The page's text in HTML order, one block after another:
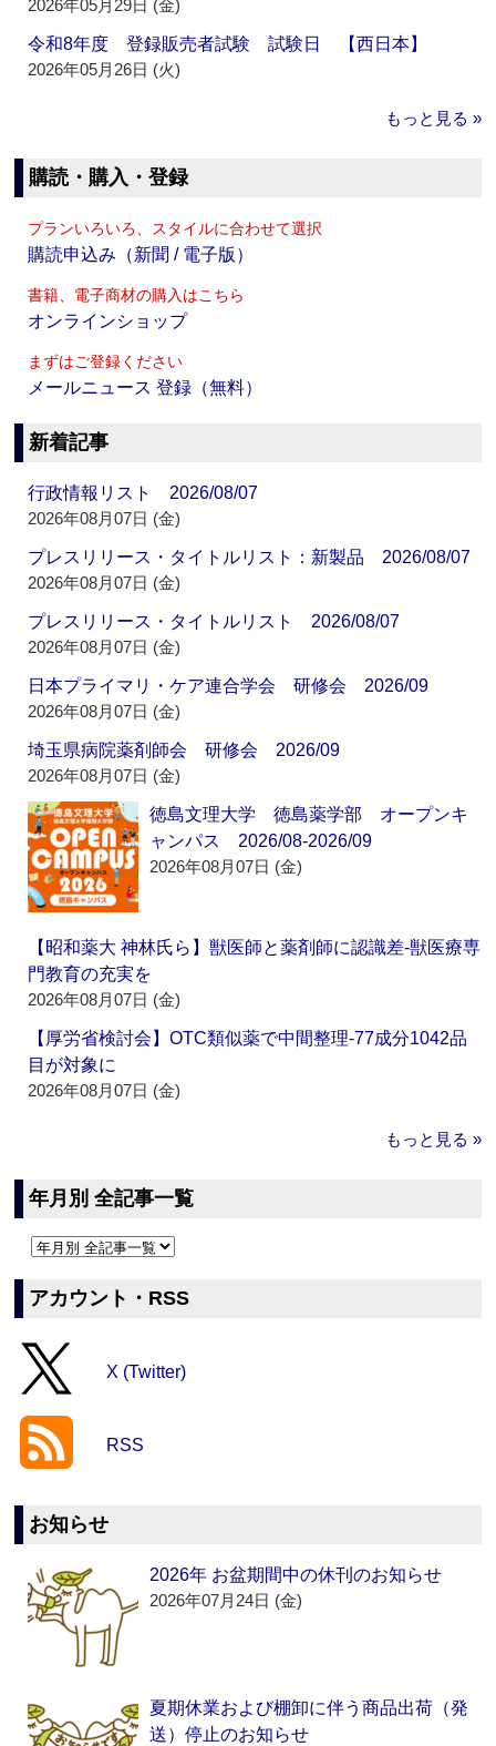
2026年05月29日 (金)
令和8年度 登録販売者試験 試験日 【西日本】
2026年05月26日 (火)
もっと見る »
購読・購入・登録
プランいろいろ、スタイルに合わせて選択
購読申込み（新聞 / 電子版）
書籍、電子商材の購入はこちら
オンラインショップ
まずはご登録ください
メールニュース 登録（無料）
新着記事
行政情報リスト 2026/08/07
2026年08月07日 (金)
プレスリリース・タイトルリスト：新製品 2026/08/07
2026年08月07日 (金)
プレスリリース・タイトルリスト 2026/08/07
2026年08月07日 (金)
日本プライマリ・ケア連合学会 研修会 2026/09
2026年08月07日 (金)
埼玉県病院薬剤師会 研修会 2026/09
2026年08月07日 (金)
徳島文理大学 徳島薬学部 オープンキ
ャンパス 2026/08-2026/09
2026年08月07日 (金)
【昭和薬大 神林氏ら】獣医師と薬剤師に認識差‐獣医療専
門教育の充実を
2026年08月07日 (金)
【厚労省検討会】OTC類似薬で中間整理‐77成分1042品
目が対象に
2026年08月07日 (金)
もっと見る »
年月別 全記事一覧
アカウント・RSS
X (Twitter)
RSS
お知らせ
2026年 お盆期間中の休刊のお知らせ
2026年07月24日 (金)
夏期休業および棚卸に伴う商品出荷（発
送）停止のお知らせ